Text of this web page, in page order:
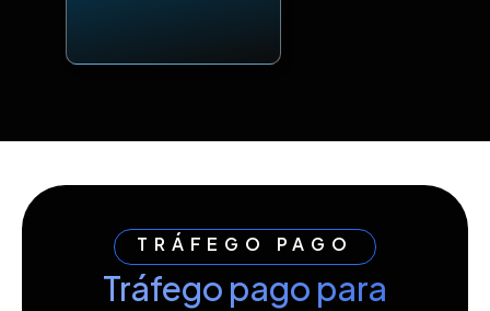
TRÁFEGO PAGO
Tráfego pago para